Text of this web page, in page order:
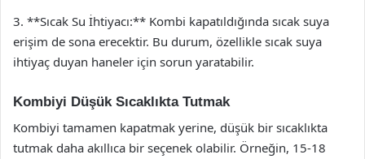
3. **Sıcak Su İhtiyacı:** Kombi kapatıldığında sıcak suya
erişim de sona erecektir. Bu durum, özellikle sıcak suya
ihtiyaç duyan haneler için sorun yaratabilir.
Kombiyi Düşük Sıcaklıkta Tutmak
Kombiyi tamamen kapatmak yerine, düşük bir sıcaklıkta
tutmak daha akıllıca bir seçenek olabilir. Örneğin, 15-18